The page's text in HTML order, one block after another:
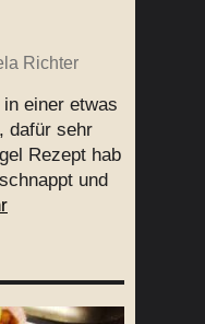
Richter
in einer etwas
dafür sehr
Rezept hab
und